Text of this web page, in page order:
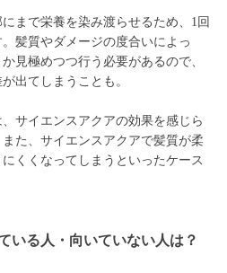
まで栄養を染み渡らせるため、1回
髪質やダメージの度合いによっ
見極めつつ行う必要があるので、
出てしまうことも。
サイエンスアクアの効果を感じら
た、サイエンスアクアで髪質が柔
くくなってしまうといったケース
いる人・向いていない人は？